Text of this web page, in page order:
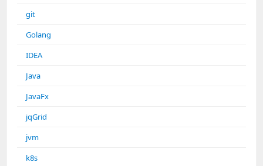
git
Golang
IDEA
Java
JavaFx
jqGrid
jvm
k8s